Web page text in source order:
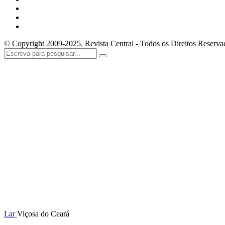
© Copyright 2009-2025. Revista Central - Todos os Direitos
LarViçosa do Ceará